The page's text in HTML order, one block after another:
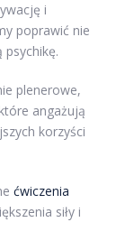
i
poprawić nie
psychikę.
plenerowe,
angażują
korzyści
ćwiczenia
siły i